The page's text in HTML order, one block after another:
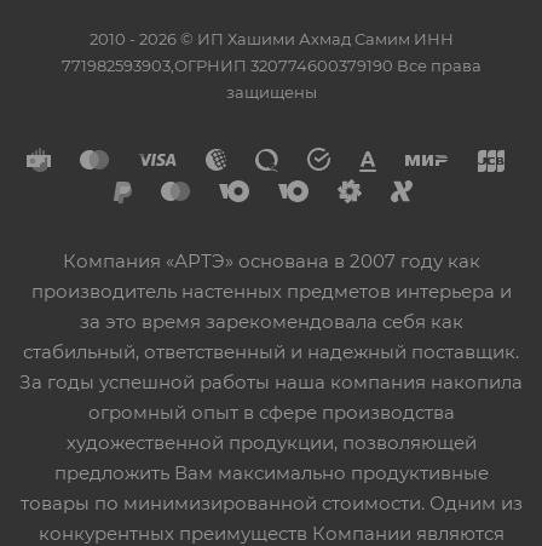
2010 - 2026 © ИП Хашими Ахмад Самим ИНН
771982593903,ОГРНИП 320774600379190 Все права
защищены
Компания «АРТЭ» основана в 2007 году как
производитель настенных предметов интерьера и
за это время зарекомендовала себя как
стабильный, ответственный и надежный поставщик.
За годы успешной работы наша компания накопила
огромный опыт в сфере производства
художественной продукции, позволяющей
предложить Вам максимально продуктивные
товары по минимизированной стоимости. Одним из
конкурентных преимуществ Компании являются